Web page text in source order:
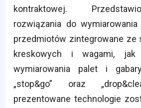
kontraktowej.
rozwiązania do
przedmiotów zintegrowane ze
kreskowych i wagami,
wymiarowania palet i
„stop&go” oraz
prezentowane technologie